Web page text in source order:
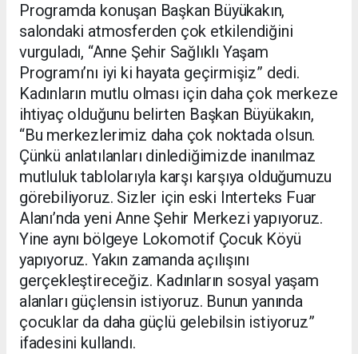
Programda konuşan Başkan Büyükakın,
salondaki atmosferden çok etkilendiğini
vurguladı, “Anne Şehir Sağlıklı Yaşam
Programı’nı iyi ki hayata geçirmişiz” dedi.
Kadınların mutlu olması için daha çok merkeze
ihtiyaç olduğunu belirten Başkan Büyükakın,
“Bu merkezlerimiz daha çok noktada olsun.
Çünkü anlatılanları dinlediğimizde inanılmaz
mutluluk tablolarıyla karşı karşıya olduğumuzu
görebiliyoruz. Sizler için eski Interteks Fuar
Alanı’nda yeni Anne Şehir Merkezi yapıyoruz.
Yine aynı bölgeye Lokomotif Çocuk Köyü
yapıyoruz. Yakın zamanda açılışını
gerçekleştireceğiz. Kadınların sosyal yaşam
alanları güçlensin istiyoruz. Bunun yanında
çocuklar da daha güçlü gelebilsin istiyoruz”
ifadesini kullandı.